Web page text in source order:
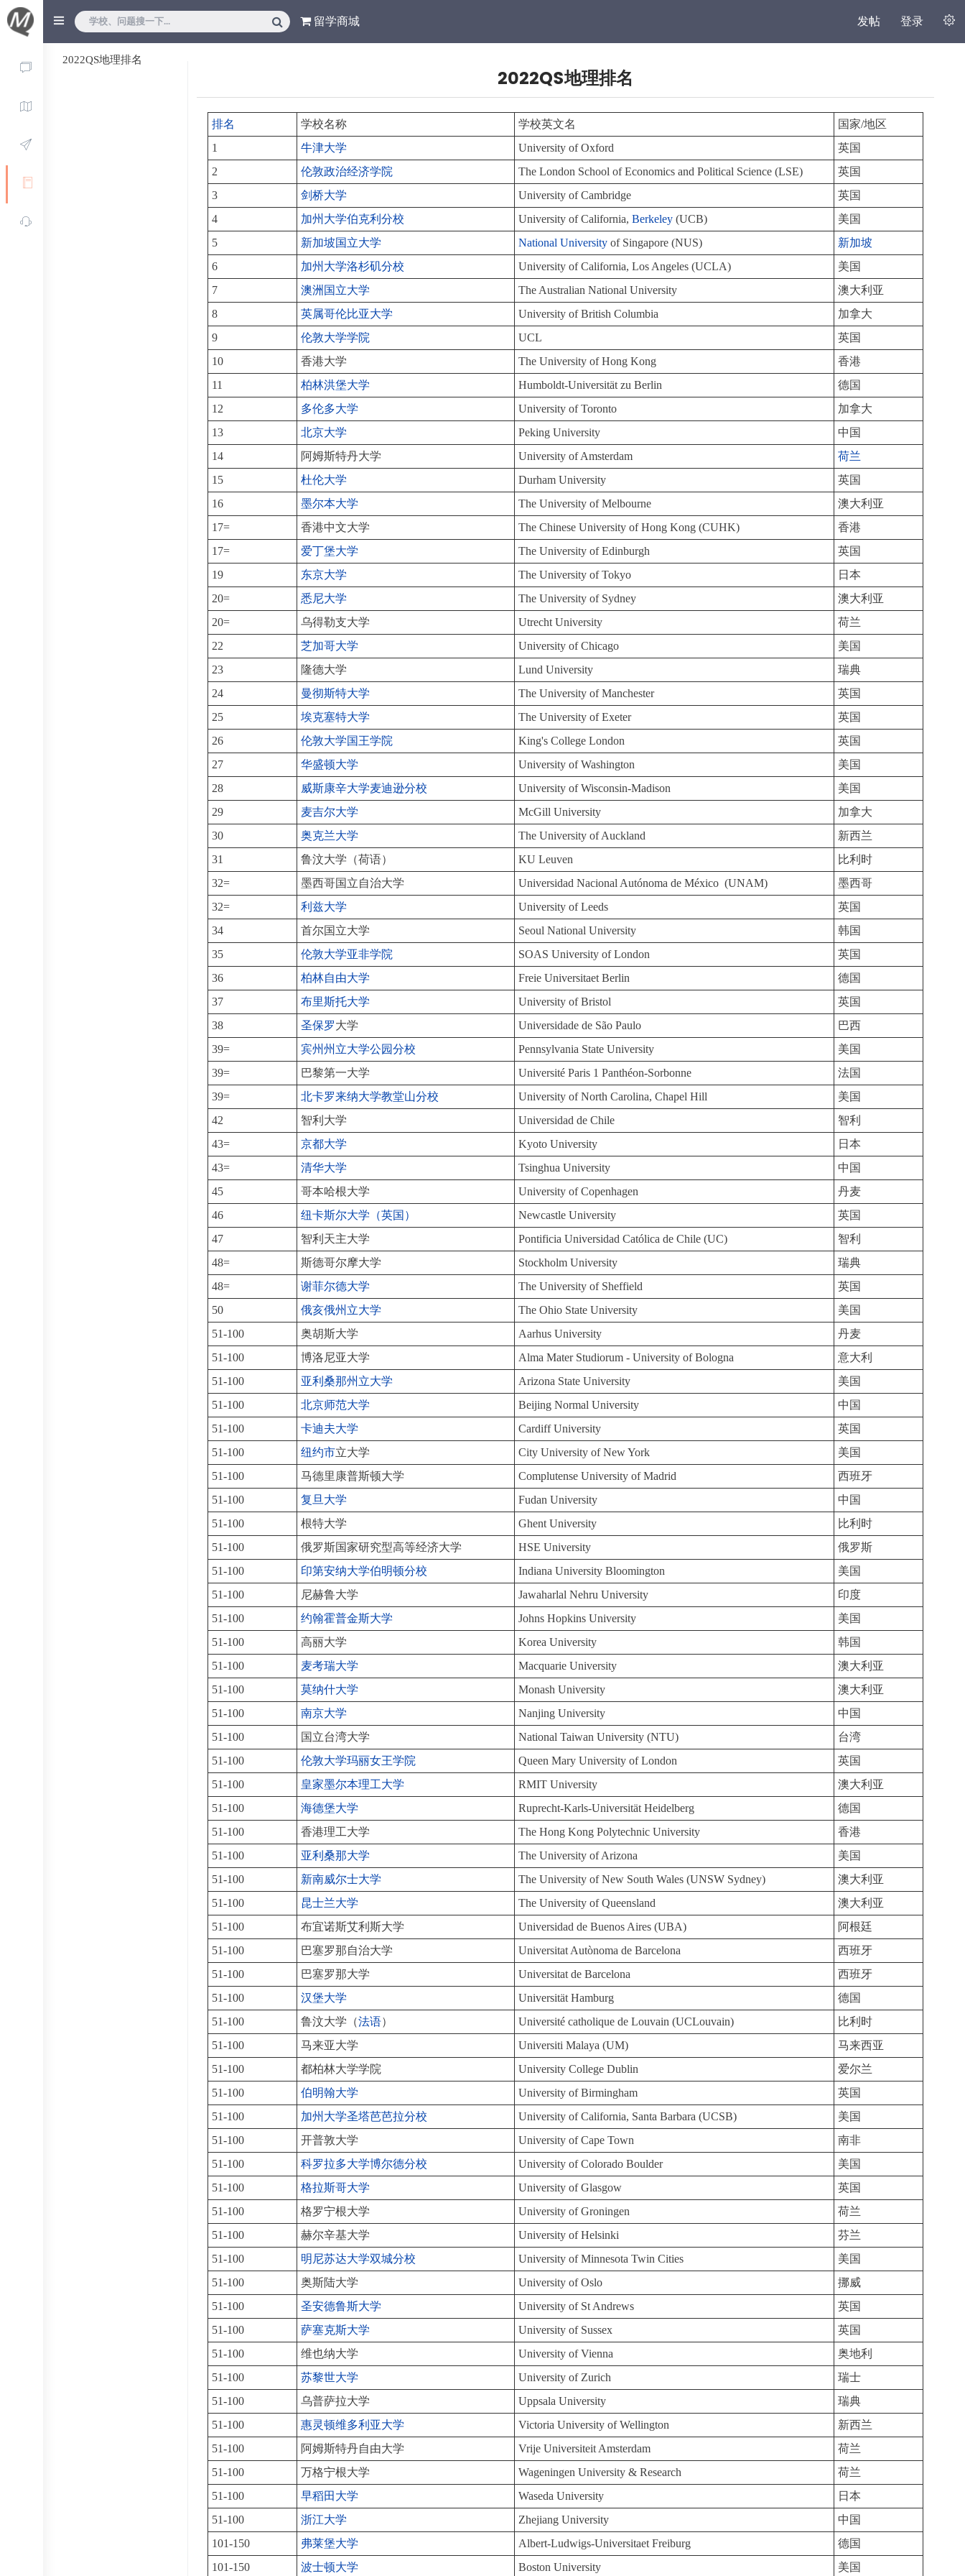
留学商城 发帖 登录
2022QS地理排名
2022QS地理排名
排名 学校名称 学校英文名
国家/地区
1
牛津大学 University of Oxford
英国
2
伦敦政治经济学院 The London School of Economics and Political Science (LSE)
英国
3
剑桥大学 University of Cambridge
英国
4
加州大学伯克利分校 University of California,Berkeley (UCB)
美国
5
新加坡国立大学 National University of Singapore (NUS)
新加坡
6
加州大学洛杉矶分校 University of California, Los Angeles (UCLA)
美国
7
澳洲国立大学 The Australian National University
澳大利亚
8
英属哥伦比亚大学 University of British Columbia
加拿大
9
伦敦大学学院 UCL
英国
10
香港大学 The University of Hong Kong
香港
11
柏林洪堡大学 Humboldt-Universität zu Berlin
德国
12
多伦多大学 University of Toronto
加拿大
13
北京大学 Peking University
中国
14
阿姆斯特丹大学 University of Amsterdam
荷兰
15
杜伦大学 Durham University
英国
16
墨尔本大学 The University of Melbourne
澳大利亚
17=
香港中文大学 The Chinese University of Hong Kong (CUHK)
香港
17=
爱丁堡大学 The University of Edinburgh
英国
19
东京大学 The University of Tokyo
日本
20=
悉尼大学 The University of Sydney
澳大利亚
20=
乌得勒支大学 Utrecht University
荷兰
22
芝加哥大学 University of Chicago
美国
23
隆德大学 Lund University
瑞典
24
曼彻斯特大学 The University of Manchester
英国
25
埃克塞特大学 The University of Exeter
英国
26
伦敦大学国王学院 King's College London
英国
27
华盛顿大学 University of Washington
美国
28
威斯康辛大学麦迪逊分校 University of Wisconsin-Madison
美国
29
麦吉尔大学 McGill University
加拿大
30
奥克兰大学 The University of Auckland
新西兰
31
鲁汶大学（荷语） KU Leuven
比利时
32=
墨西哥国立自治大学 Universidad Nacional Autónoma de México (UNAM)
墨西哥
32=
利兹大学 University of Leeds
英国
34
首尔国立大学 Seoul National University
韩国
35
伦敦大学亚非学院 SOAS University of London
英国
36
柏林自由大学 Freie Universitaet Berlin
德国
37
布里斯托大学 University of Bristol
英国
38
圣保罗大学 Universidade de São Paulo
巴西
39=
宾州州立大学公园分校 Pennsylvania State University
美国
39=
巴黎第一大学 Université Paris 1 Panthéon-Sorbonne
法国
39=
北卡罗来纳大学教堂山分校 University of North Carolina, Chapel Hill
美国
42
智利大学 Universidad de Chile
智利
43=
京都大学 Kyoto University
日本
43=
清华大学 Tsinghua University
中国
45
哥本哈根大学 University of Copenhagen
丹麦
46
纽卡斯尔大学（英国） Newcastle University
英国
47
智利天主大学 Pontificia Universidad Católica de Chile (UC)
智利
48=
斯德哥尔摩大学 Stockholm University
瑞典
48=
谢菲尔德大学 The University of Sheffield
英国
50
俄亥俄州立大学 The Ohio State University
美国
51-100
奥胡斯大学 Aarhus University
丹麦
51-100
博洛尼亚大学 Alma Mater Studiorum - University of Bologna
意大利
51-100
亚利桑那州立大学 Arizona State University
美国
51-100
北京师范大学 Beijing Normal University
中国
51-100
卡迪夫大学 Cardiff University
英国
51-100
纽约市立大学 City University of New York
美国
51-100
马德里康普斯顿大学 Complutense University of Madrid
西班牙
51-100
复旦大学 Fudan University
中国
51-100
根特大学 Ghent University
比利时
51-100
俄罗斯国家研究型高等经济大学 HSE University
俄罗斯
51-100
印第安纳大学伯明顿分校 Indiana University Bloomington
美国
51-100
尼赫鲁大学 Jawaharlal Nehru University
印度
51-100
约翰霍普金斯大学 Johns Hopkins University
美国
51-100
高丽大学 Korea University
韩国
51-100
麦考瑞大学 Macquarie University
澳大利亚
51-100
莫纳什大学 Monash University
澳大利亚
51-100
南京大学 Nanjing University
中国
51-100
国立台湾大学 National Taiwan University (NTU)
台湾
51-100
伦敦大学玛丽女王学院 Queen Mary University of London
英国
51-100
皇家墨尔本理工大学 RMIT University
澳大利亚
51-100
海德堡大学 Ruprecht-Karls-Universität Heidelberg
德国
51-100
香港理工大学 The Hong Kong Polytechnic University
香港
51-100
亚利桑那大学 The University of Arizona
美国
51-100
新南威尔士大学 The University of New South Wales (UNSW Sydney)
澳大利亚
51-100
昆士兰大学 The University of Queensland
澳大利亚
51-100
布宜诺斯艾利斯大学 Universidad de Buenos Aires (UBA)
阿根廷
51-100
巴塞罗那自治大学 Universitat Autònoma de Barcelona
西班牙
51-100
巴塞罗那大学 Universitat de Barcelona
西班牙
51-100
汉堡大学 Universität Hamburg
德国
51-100
鲁汶大学（法语） Université catholique de Louvain (UCLouvain)
比利时
51-100
马来亚大学 Universiti Malaya (UM)
马来西亚
51-100
都柏林大学学院 University College Dublin
爱尔兰
51-100
伯明翰大学 University of Birmingham
英国
51-100
加州大学圣塔芭芭拉分校 University of California, Santa Barbara (UCSB)
美国
51-100
开普敦大学 University of Cape Town
南非
51-100
科罗拉多大学博尔德分校 University of Colorado Boulder
美国
51-100
格拉斯哥大学 University of Glasgow
英国
51-100
格罗宁根大学 University of Groningen
荷兰
51-100
赫尔辛基大学 University of Helsinki
芬兰
51-100
明尼苏达大学双城分校 University of Minnesota Twin Cities
美国
51-100
奥斯陆大学 University of Oslo
挪威
51-100
圣安德鲁斯大学 University of St Andrews
英国
51-100
萨塞克斯大学 University of Sussex
英国
51-100
维也纳大学 University of Vienna
奥地利
51-100
苏黎世大学 University of Zurich
瑞士
51-100
乌普萨拉大学 Uppsala University
瑞典
51-100
惠灵顿维多利亚大学 Victoria University of Wellington
新西兰
51-100
阿姆斯特丹自由大学 Vrije Universiteit Amsterdam
荷兰
51-100
万格宁根大学 Wageningen University & Research
荷兰
51-100
早稻田大学 Waseda University
日本
51-100
浙江大学 Zhejiang University
中国
101-150
弗莱堡大学 Albert-Ludwigs-Universitaet Freiburg
德国
101-150
波士顿大学 Boston University 美国